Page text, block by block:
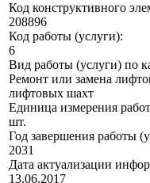
Код конструктивного
208896
Код работы (услуги):
6
Вид работы (услуги) по
Ремонт или замена
лифтовых шахт
Единица измерения
шт.
Год завершения работы
2031
Дата актуализации
13.06.2017